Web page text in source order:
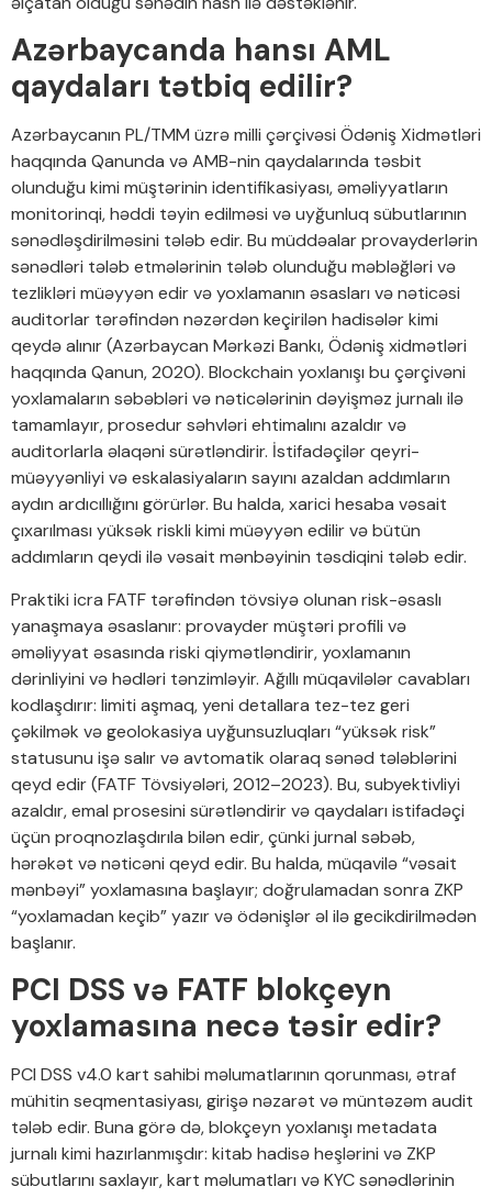
Azərbaycanda hansı AML
qaydaları tətbiq edilir?
Azərbaycanın PL/TMM üzrə milli çərçivəsi Ödəniş Xidmətləri
haqqında Qanunda və AMB-nin qaydalarında təsbit
olunduğu kimi müştərinin identifikasiyası, əməliyyatların
monitorinqi, həddi təyin edilməsi və uyğunluq sübutlarının
sənədləşdirilməsini tələb edir. Bu müddəalar provayderlərin
sənədləri tələb etmələrinin tələb olunduğu məbləğləri və
tezlikləri müəyyən edir və yoxlamanın əsasları və nəticəsi
auditorlar tərəfindən nəzərdən keçirilən hadisələr kimi
qeydə alınır (Azərbaycan Mərkəzi Bankı, Ödəniş xidmətləri
haqqında Qanun, 2020). Blockchain yoxlanışı bu çərçivəni
yoxlamaların səbəbləri və nəticələrinin dəyişməz jurnalı ilə
tamamlayır, prosedur səhvləri ehtimalını azaldır və
auditorlarla əlaqəni sürətləndirir. İstifadəçilər qeyri-
müəyyənliyi və eskalasiyaların sayını azaldan addımların
aydın ardıcıllığını görürlər. Bu halda, xarici hesaba vəsait
çıxarılması yüksək riskli kimi müəyyən edilir və bütün
addımların qeydi ilə vəsait mənbəyinin təsdiqini tələb edir.
Praktiki icra FATF tərəfindən tövsiyə olunan risk-əsaslı
yanaşmaya əsaslanır: provayder müştəri profili və
əməliyyat əsasında riski qiymətləndirir, yoxlamanın
dərinliyini və hədləri tənzimləyir. Ağıllı müqavilələr cavabları
kodlaşdırır: limiti aşmaq, yeni detallara tez-tez geri
çəkilmək və geolokasiya uyğunsuzluqları “yüksək risk”
statusunu işə salır və avtomatik olaraq sənəd tələblərini
qeyd edir (FATF Tövsiyələri, 2012–2023). Bu, subyektivliyi
azaldır, emal prosesini sürətləndirir və qaydaları istifadəçi
üçün proqnozlaşdırıla bilən edir, çünki jurnal səbəb,
hərəkət və nəticəni qeyd edir. Bu halda, müqavilə “vəsait
mənbəyi” yoxlamasına başlayır; doğrulamadan sonra ZKP
“yoxlamadan keçib” yazır və ödənişlər əl ilə gecikdirilmədən
başlanır.
PCI DSS və FATF blokçeyn
yoxlamasına necə təsir edir?
PCI DSS v4.0 kart sahibi məlumatlarının qorunması, ətraf
mühitin seqmentasiyası, girişə nəzarət və müntəzəm audit
tələb edir. Buna görə də, blokçeyn yoxlanışı metadata
jurnalı kimi hazırlanmışdır: kitab hadisə heşlərini və ZKP
sübutlarını saxlayır, kart məlumatları və KYC sənədlərinin